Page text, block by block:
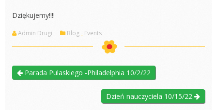
Dziękujemy!!!!
Admin Drugi Blog , Events
Parada Pulaskiego -Philadelphia 10/2/22
Dzień nauczyciela 10/15/22